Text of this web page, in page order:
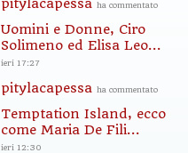
pitylacapessa ha commentato
Uomini e Donne, Ciro
Solimeno ed Elisa Leo...
ieri 17:27
pitylacapessa ha commentato
Temptation Island, ecco
come Maria De Fili...
ieri 12:30